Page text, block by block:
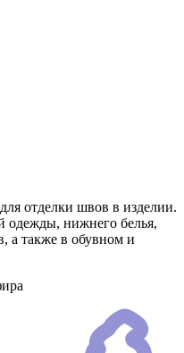
отделки швов в изделии.
одежды, нижнего белья,
а также в обувном и